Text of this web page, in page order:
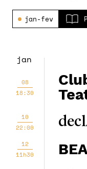
jan-fev
jan
08
18:30
10
22:00
12
11h30